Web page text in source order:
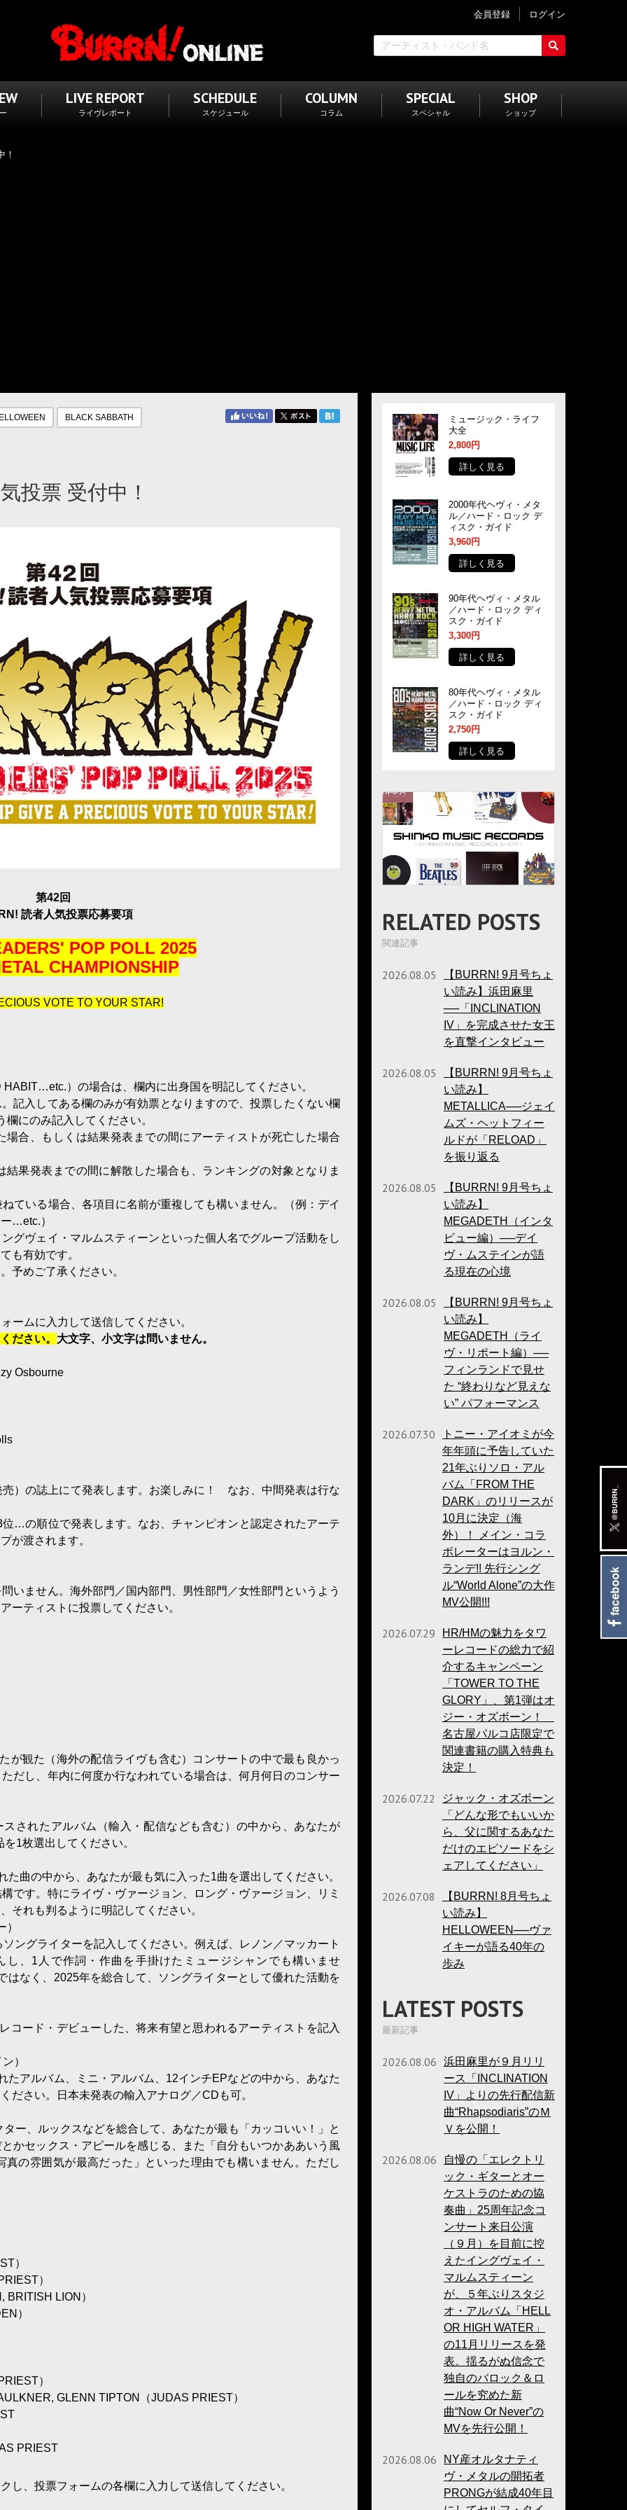
会員登録 ログイン
LIVE REPORT
ライヴレポート
SCHEDULE
スケジュール
COLUMN
コラム
SPECIAL
スペシャル
SHOP
ショップ
！
BLACK SABBATH
投票 受付中！
第42回
読者人気投票応募要項
POP POLL 2025
CHAMPIONSHIP
VOTE TO YOUR STAR!
）の場合は、欄内に出身国を明記してください。
記入してある欄のみが有効票となりますので、投票したくない欄
にのみ記入してください。
合、もしくは結果発表までの間にアーティストが死亡した場合
果発表までの間に解散した場合も、ランキングの対象となりま
ている場合、各項目に名前が重複しても構いません。（例：デイ
…etc.）
グヴェイ・マルムスティーンといった個人名でグループ活動をし
も有効です。
予めご了承ください。
ームに入力して送信してください。
ださい。 大文字、小文字は問いません。
Osbourne
）の誌上にて発表します。お楽しみに！ なお、中間発表は行な
…の順位で発表します。なお、チャンピオンと認定されたアーテ
が渡されます。
いません。海外部門／国内部門、男性部門／女性部門というよう
ーティストに投票してください。
が観た（海外の配信ライヴも含む）コンサートの中で最も良かっ
だし、年内に何度か行なわれている場合は、何月何日のコンサー
されたアルバム（輸入・配信なども含む）の中から、あなたが
1枚選出してください。
曲の中から、あなたが最も気に入った1曲を選出してください。
です。特にライヴ・ヴァージョン、ロング・ヴァージョン、リミ
それも判るように明記してください。
ングライターを記入してください。例えば、レノン／マッカート
、1人で作詞・作曲を手掛けたミュージシャンでも構いませ
はなく、2025年を総合して、ソングライターとして優れた活動を
コード・デビューした、将来有望と思われるアーティストを記入
）
たアルバム、ミニ・アルバム、12インチEPなどの中から、あなた
ださい。日本未発表の輸入アナログ／CDも可。
ー、ルックスなどを総合して、あなたが最も「カッコいい！」と
かセックス・アピールを感じる、また「自分もいつかああいう風
の雰囲気が最高だった」といった理由でも構いません。ただし
）
）
LION）
）
）
GLENN TIPTON（JUDAS PRIEST）
PRIEST
し、投票フォームの各欄に入力して送信してください。
ミュージック・ライフ
大全
2,800円
詳しく見る
2000年代ヘヴィ・メタ
ル／ハード・ロック デ
ィスク・ガイド
3,960円
詳しく見る
90年代ヘヴィ・メタル
／ハード・ロック ディ
スク・ガイド
3,300円
詳しく見る
80年代ヘヴィ・メタル
／ハード・ロック ディ
スク・ガイド
2,750円
詳しく見る
RELATED POSTS
関連記事
2026.08.05
【BURRN! 9月号ちょ
い読み】浜田麻里
──「INCLINATION
IV」を完成させた女王
を直撃インタビュー
2026.08.05
【BURRN! 9月号ちょ
い読み】
METALLICA──ジェイ
ムズ・ヘットフィー
ルドが「RELOAD」
を振り返る
2026.08.05
【BURRN! 9月号ちょ
い読み】
MEGADETH（インタ
ビュー編）──デイ
ヴ・ムステインが語
る現在の心境
2026.08.05
【BURRN! 9月号ちょ
い読み】
MEGADETH（ライ
ヴ・リポート編）──
フィンランドで見せ
た “終わりなど見えな
い” パフォーマンス
2026.07.30
トニー・アイオミが今
年年頭に予告していた
21年ぶりソロ・アル
バム「FROM THE
DARK」のリリースが
10月に決定（海
外）！ メイン・コラ
ボレーターはヨルン・
ランデ!! 先行シング
ル“World Alone”の大作
MV公開!!!
2026.07.29
HR/HMの魅力をタワ
ーレコードの総力で紹
介するキャンペーン
「TOWER TO THE
GLORY」、第1弾はオ
ジー・オズボーン！
名古屋パルコ店限定で
関連書籍の購入特典も
決定！
2026.07.22
ジャック・オズボーン
「どんな形でもいいか
ら、父に関するあなた
だけのエピソードをシ
ェアしてください」
2026.07.08
【BURRN! 8月号ちょ
い読み】
HELLOWEEN──ヴァ
イキーが語る40年の
歩み
LATEST POSTS
最新記事
2026.08.06
浜田麻里が９月リリ
ース「INCLINATION
IV」よりの先行配信新
曲“Rhapsodiaris”のＭ
Ｖを公開！
2026.08.06
自慢の「エレクトリ
ック・ギターとオー
ケストラのための協
奏曲」25周年記念コ
ンサート来日公演
（９月）を目前に控
えたイングヴェイ・
マルムスティーン
が、５年ぶりスタジ
オ・アルバム「HELL
OR HIGH WATER」
の11月リリースを発
表。揺るがぬ信念で
独自のバロック＆ロ
ールを究めた新
曲“Now Or Never”の
MVを先行公開！
2026.08.06
NY産オルタナティ
ヴ・メタルの開拓者
PRONGが結成40年目